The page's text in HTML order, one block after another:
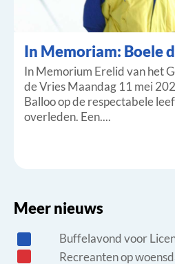
In Memoriam: Boele
In Memorium Erelid van het
de Vries Maandag 11 mei
Balloo op de respectabele
overleden. Een....
Meer nieuws
Buffelavond voor
Recreanten op